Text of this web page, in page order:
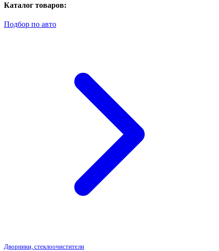
Каталог товаров:
Подбор по авто
Дворники, стеклоочистители